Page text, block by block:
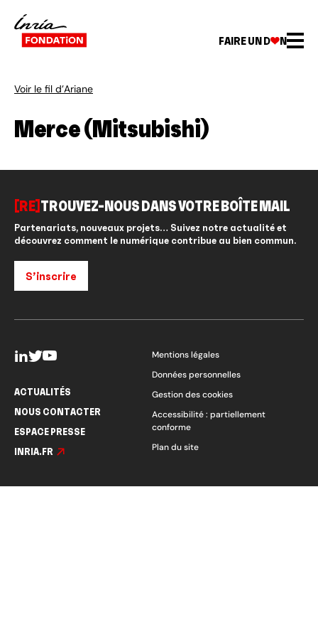
FAIRE UN D N
Voir le fil d’Ariane
Merce (Mitsubishi)
[RE] TROUVEZ-NOUS DANS VOTRE BOÎTE MAIL
Partenariats, nouveaux projets… Suivez notre actualité et
découvrez comment le numérique contribue au bien commun.
S’inscrire
ACTUALITÉS
NOUS CONTACTER
ESPACE PRESSE
INRIA.FR
Mentions légales
Données personnelles
Gestion des cookies
Accessibilité : partiellement
conforme
Plan du site